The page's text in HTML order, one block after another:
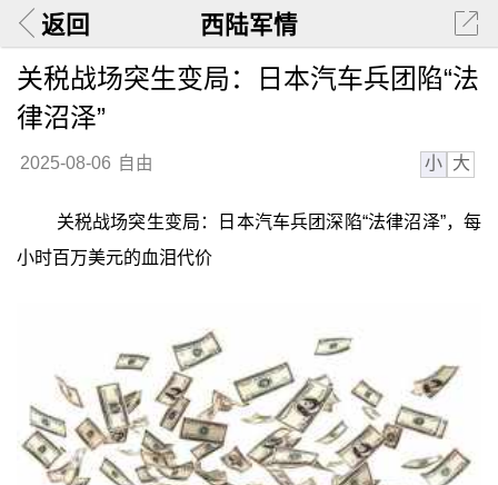
返回 西陆军情
关税战场突生变局：日本汽车兵团陷“法
律沼泽”
2025-08-06 自由 小 大
关税战场突生变局：日本汽车兵团深陷“法律沼泽”，每
小时百万美元的血泪代价